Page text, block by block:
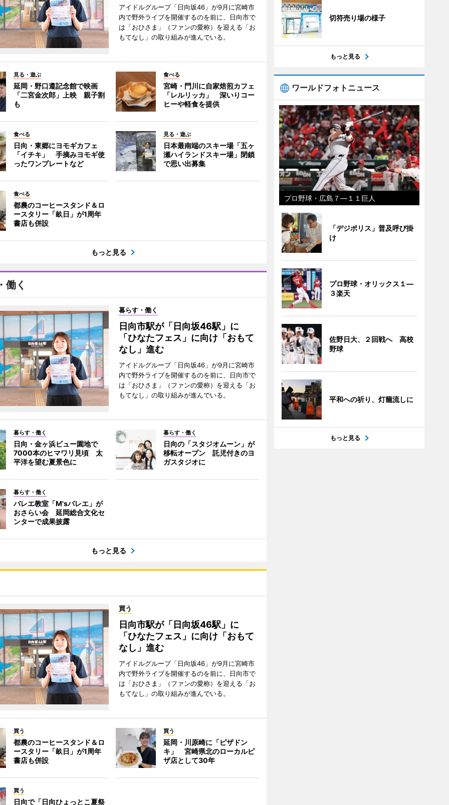
アイドルグループ「日向坂46」が9月に宮崎市
内で野外ライブを開催するのを前に、日向市で
は「おひさま」（ファンの愛称）を迎える「お
もてなし」の取り組みが進んでいる。
見る・遊ぶ
延岡・野口遵記念館で映画
「二宮金次郎」上映 親子割
も
食べる
宮崎・門川に自家焙煎カフェ
「レルリッカ」 深いりコー
ヒーや軽食を提供
食べる
日向・東郷にヨモギカフェ
「イチキ」 手摘みヨモギ使
ったワンプレートなど
見る・遊ぶ
日本最南端のスキー場「五ヶ
瀬ハイランドスキー場」閉鎖
で思い出募集
食べる
都農のコーヒースタンド＆ロ
ースタリー「畝日」が1周年
書店も併設
もっと見る
働く
暮らす・働く
日向市駅が「日向坂46駅」に
「ひなたフェス」に向け「おもて
なし」進む
アイドルグループ「日向坂46」が9月に宮崎市
内で野外ライブを開催するのを前に、日向市で
は「おひさま」（ファンの愛称）を迎える「お
もてなし」の取り組みが進んでいる。
暮らす・働く
日向・金ヶ浜ビュー園地で
7000本のヒマワリ見頃 太
平洋を望む夏景色に
暮らす・働く
日向の「スタジオムーン」が
移転オープン 託児付きのヨ
ガスタジオに
暮らす・働く
バレエ教室「M'sバレエ」が
おさらい会 延岡総合文化セ
ンターで成果披露
もっと見る
買う
日向市駅が「日向坂46駅」に
「ひなたフェス」に向け「おもて
なし」進む
アイドルグループ「日向坂46」が9月に宮崎市
内で野外ライブを開催するのを前に、日向市で
は「おひさま」（ファンの愛称）を迎える「お
もてなし」の取り組みが進んでいる。
買う
都農のコーヒースタンド＆ロ
ースタリー「畝日」が1周年
書店も併設
買う
延岡・川原崎に「ピザドン
キ」 宮崎県北のローカルピ
ザ店として30年
買う
日向で「日向ひょっとこ夏祭
切符売り場の様子
もっと見る
ワールドフォトニュース
プロ野球・広島７―１１巨人
「デジポリス」普及呼び掛
け
プロ野球・オリックス１―
３楽天
佐野日大、２回戦へ 高校
野球
平和への祈り、灯籠流しに
もっと見る